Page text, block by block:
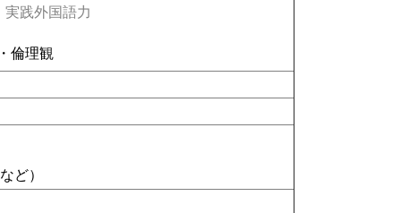
践外国語力
倫理観
など）